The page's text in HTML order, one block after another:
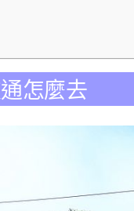
怎麼去